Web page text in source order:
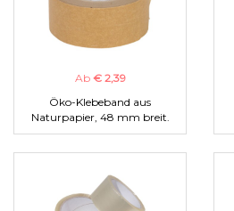
Ab € 2,39
Öko-Klebeband aus
Naturpapier, 48 mm breit.